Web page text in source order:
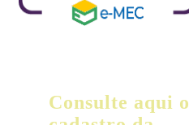
Consulte aqui o